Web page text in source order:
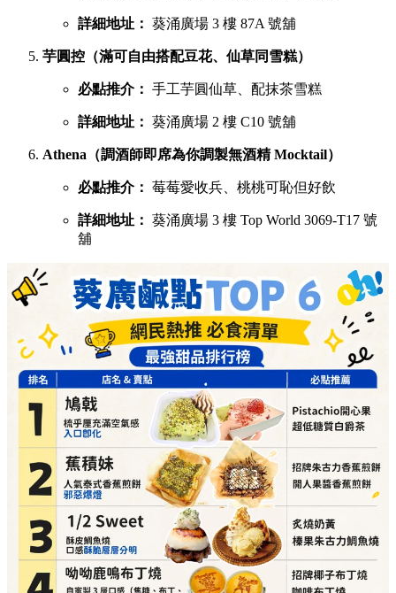
詳細地址： 葵涌廣場 3 樓 87A 號舖
芋圓控（滿可自由搭配豆花、仙草同雪糕）
必點推介： 手工芋圓仙草、配抹茶雪糕
詳細地址： 葵涌廣場 2 樓 C10 號舖
Athena（調酒師即席為你調製無酒精 Mocktail）
必點推介： 莓莓愛收兵、桃桃可恥但好飲
詳細地址： 葵涌廣場 3 樓 Top World 3069-T17 號
舖